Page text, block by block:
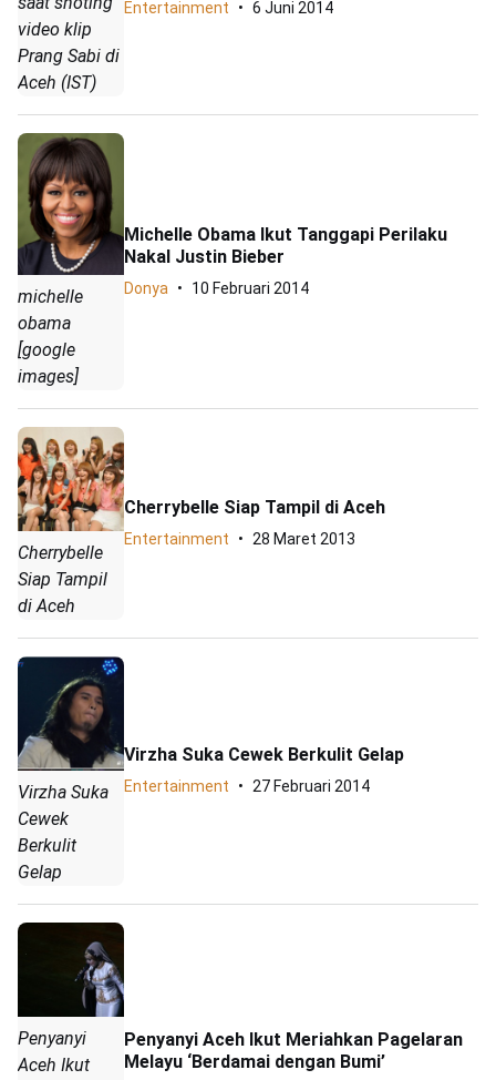
video klip
Prang Sabi di
Aceh (IST)
Entertainment 6 Juni 2014
michelle
obama
[google
images]
Michelle Obama Ikut Tanggapi Perilaku
Nakal Justin Bieber
Donya 10 Februari 2014
Cherrybelle
Siap Tampil
di Aceh
Cherrybelle Siap Tampil di Aceh
Entertainment 28 Maret 2013
Virzha Suka
Cewek
Berkulit
Gelap
Virzha Suka Cewek Berkulit Gelap
Entertainment 27 Februari 2014
Penyanyi
Aceh Ikut
Penyanyi Aceh Ikut Meriahkan Pagelaran
Melayu ‘Berdamai dengan Bumi’